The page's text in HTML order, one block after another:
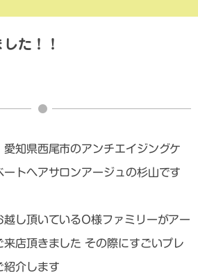
た！！
知県西尾市のアンチエイジングケ
トヘアサロンアージュの杉山です
し頂いているO様ファミリーがアー
来店頂きました その際にすごいプレ
紹介します